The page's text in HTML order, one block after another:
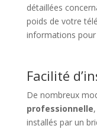
détaillées
poids de votre
informations
Facilité
De nombreux
professionnelle
installés par un